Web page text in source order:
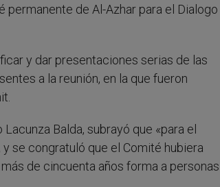
de Al-Azhar para el Dialogo
y dar presentaciones serias de las
a la reunión, en la que fueron
Balda, subrayó que «para el
se congratuló que el Comité hubiera
de cincuenta años forma a personas